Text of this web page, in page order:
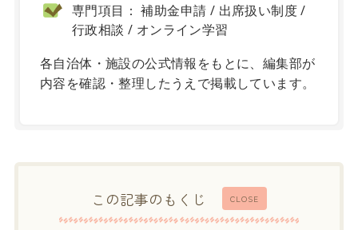
専門項目： 補助金申請 / 出席扱い制度 /
行政相談 / オンライン学習
各自治体・施設の公式情報をもとに、編集部が
内容を確認・整理したうえで掲載しています。
CLOSE
この記事のもくじ